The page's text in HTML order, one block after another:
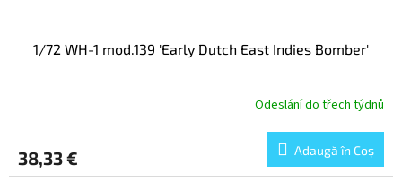
1/72 WH-1 mod.139 'Early Dutch East Indies Bomber'
Odeslání do třech týdnů
38,33 € Adaugă în Coş